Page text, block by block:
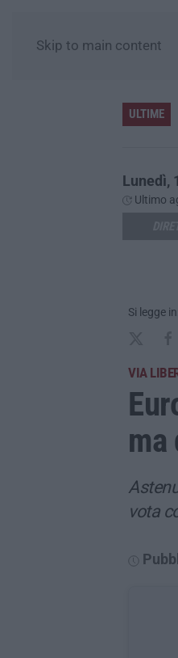
Skip to main content
ULTIME
Lunedì,
Ultimo
Si legge
VIA
ma
vota